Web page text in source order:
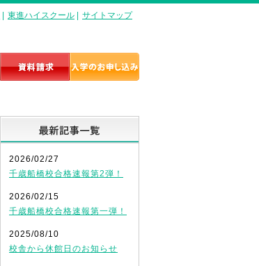
東進ハイスクール サイトマップ
2026/02/27
千歳船橋校合格速報第2弾！
2026/02/15
千歳船橋校合格速報第一弾！
2025/08/10
校舎から休館日のお知らせ